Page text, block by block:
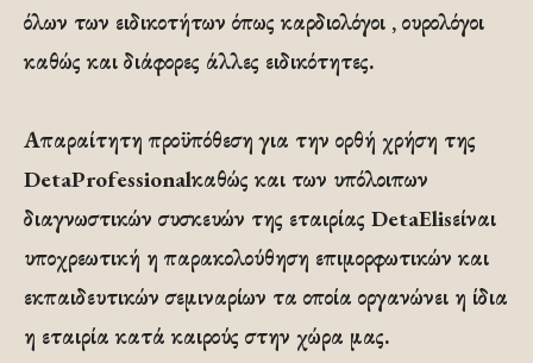
όλων των ειδικοτήτων όπως καρδιολόγοι , ουρολόγοι
καθώς και διάφορες άλλες ειδικότητες.
Απαραίτητη προϋπόθεση για την ορθή χρήση της
DetaProfessionalκαθώς και των υπόλοιπων
διαγνωστικών συσκευών της εταιρίας DetaElisείναι
υποχρεωτική η παρακολούθηση επιμορφωτικών και
εκπαιδευτικών σεμιναρίων τα οποία οργανώνει η ίδια
η εταιρία κατά καιρούς στην χώρα μας.